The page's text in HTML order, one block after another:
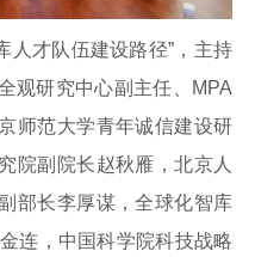
人才队伍建设路径”，主持
观研究中心副主任、MPA
师范大学青年诚信建设研
院副院长赵秋雁，北京人
部长李厚谋，全球化智库
连，中国科学院科技战略